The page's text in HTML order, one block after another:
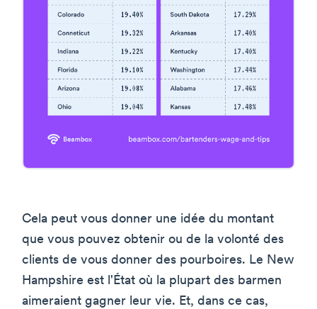
Cela peut vous donner une idée du montant
que vous pouvez obtenir ou de la volonté des
clients de vous donner des pourboires. Le New
Hampshire est l'État où la plupart des barmen
aimeraient gagner leur vie. Et, dans ce cas,